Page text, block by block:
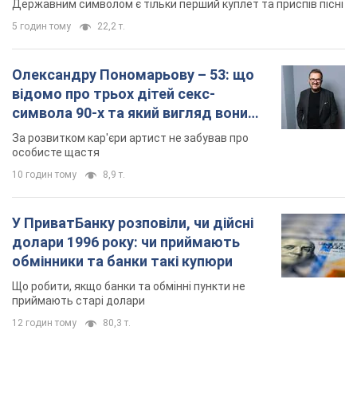
долари 1996 року: чи приймають
приймають старі долари
12 годин тому 80,3 т.